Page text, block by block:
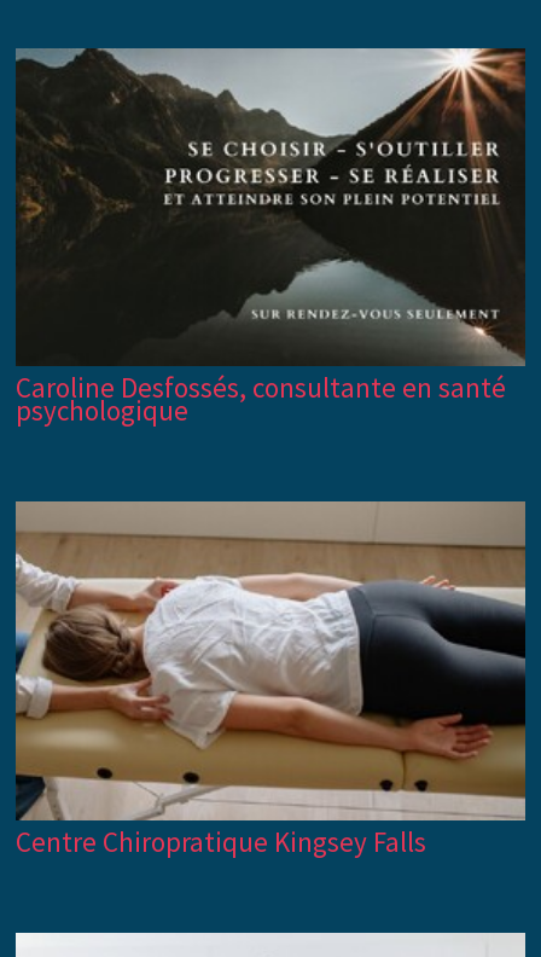
Caroline Desfossés, consultante en santé
psychologique
Centre Chiropratique Kingsey Falls